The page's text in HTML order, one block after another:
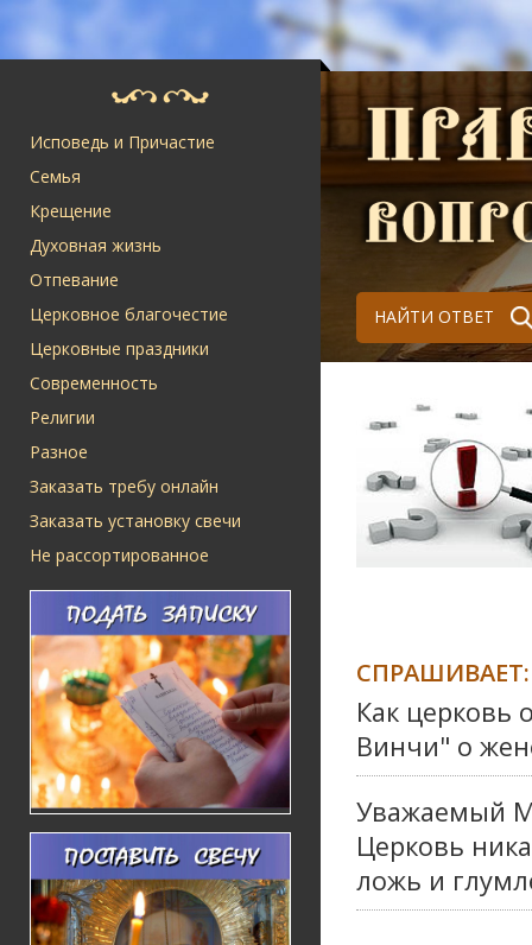
Исповедь и Причастие
Семья
Крещение
Духовная жизнь
Отпевание
Церковное благочестие
Церковные праздники
Современность
Религии
Разное
Заказать требу онлайн
Заказать установку свечи
Не рассортированное
НАЙТИ ОТВЕТ
СПРАШИВАЕТ:
Как церковь
Винчи" о
Уважаемый
Церковь
ложь и